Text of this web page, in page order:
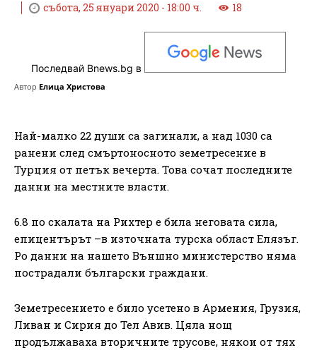
събота, 25 януари 2020 - 18:00 ч. 18
Последвай Bnews.bg в
Автор Елица Христова
Най-малко 22 души са загинали, а над 1030 са
ранени след смъртоносното земетресение в
Турция от петък вечерта. Това сочат последните
данни на местните власти.
6.8 по скалата на Рихтер е била неговата сила,
епицентърът –в източната турска област Елязъг.
Pо данни на нашето Външно министерство няма
пострадали български граждани.
Земетресението е било усетено в Армения, Грузия,
Ливан и Сирия до Тел Авив. Цяла нощ
продължаваха вторичните трусове, някои от тях